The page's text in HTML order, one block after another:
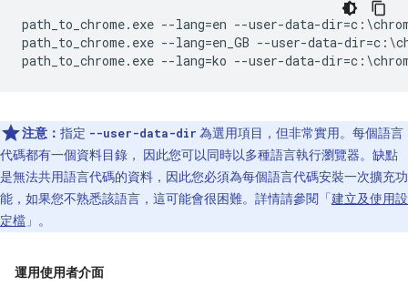
path_to_chrome.exe --lang=en --user-data-
path_to_chrome.exe --lang=en_GB --user-data-
注意： 指定 --user-data-dir 為選用項目，但非常實用。每個語言
代碼都有一個資料目錄， 因此您可以同時以多種語言執行瀏覽器。缺點
是無法共用語言代碼的資料，因此您必須為每個語言代碼安裝一次擴充功
能，如果您不熟悉該語言，這可能會很困難。詳情請參閱「建立及使用設
定檔 」。
運用使用者介面